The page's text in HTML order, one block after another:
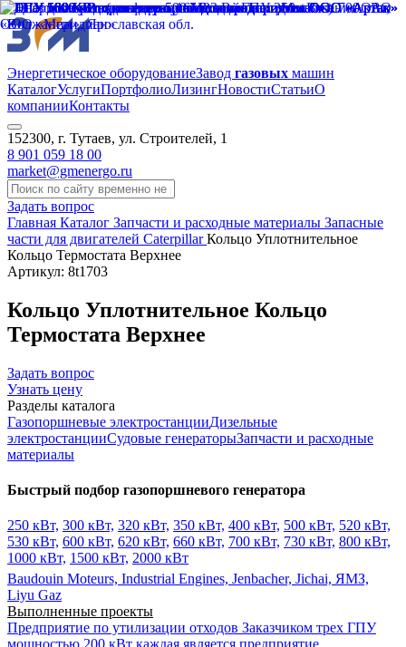
Энергетическое оборудованиеЗавод газовых машин
КаталогУслугиПортфолиоЛизингНовостиСтатьиО
компанииКонтакты
152300, г. Тутаев, ул. Строителей, 1
8 901 059 18 00
market@gmenergo.ru
Задать вопрос
Главная Каталог Запчасти и расходные материалы Запасные
части для двигателей CaterpillarКольцо Уплотнительное
Кольцо Термостата Верхнее
Артикул: 8t1703
Кольцо Уплотнительное Кольцо
Термостата Верхнее
Задать вопрос
Узнать цену
Разделы каталога
Газопоршневые электростанцииДизельные
электростанцииСудовые генераторыЗапчасти и расходные
материалы
Быстрый подбор газопоршневого генератора
250 кВт, 300 кВт, 320 кВт, 350 кВт, 400 кВт, 500 кВт, 520 кВт,
530 кВт, 600 кВт, 620 кВт, 660 кВт, 700 кВт, 730 кВт, 800 кВт,
1000 кВт, 1500 кВт, 2000 кВт
Baudouin Moteurs, Industrial Engines, Jenbacher, Jichai, ЯМЗ,
Liyu Gaz
Выполненные проекты
Предприятие по утилизации отходов Заказчиком трех ГПУ